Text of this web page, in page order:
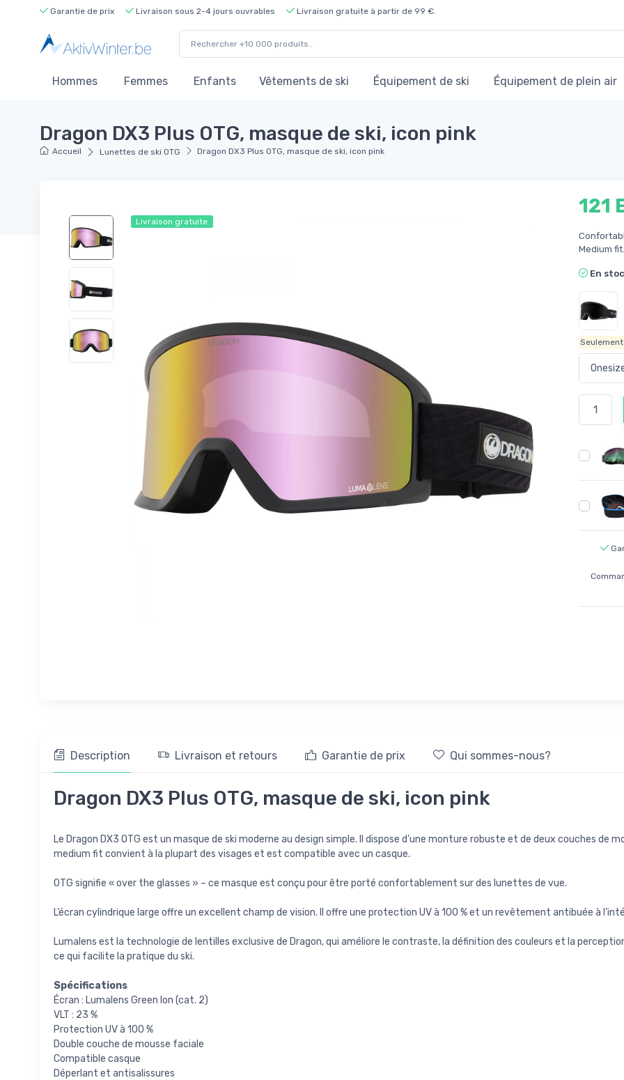
Garantie de prix Livraison sous 2-4 jours ouvrables Livraison gratuite à partir de 99 €.
Hommes Femmes Enfants Vêtements de ski Équipement de ski Équipement de plein air
Dragon DX3 Plus OTG, masque de ski, icon pink
Accueil Lunettes de ski OTG Dragon DX3 Plus OTG, masque de ski, icon pink
Livraison gratuite
121
Medium fit..
En
Seulement
Description Livraison et retours Garantie de prix Qui sommes-nous?
Dragon DX3 Plus OTG, masque de ski, icon pink
Le Dragon DX3 OTG est un masque de ski moderne au design simple. Il dispose d’une monture robuste et de deux couches
medium fit convient à la plupart des visages et est compatible avec un casque.
OTG signifie « over the glasses » – ce masque est conçu pour être porté confortablement sur des lunettes de vue.
L’écran cylindrique large offre un excellent champ de vision. Il offre une protection UV à 100 % et un revêtement antibuée à
Lumalens est la technologie de lentilles exclusive de Dragon, qui améliore le contraste, la définition des couleurs et la
ce qui facilite la pratique du ski.
Spécifications
Écran : Lumalens Green Ion (cat. 2)
VLT : 23 %
Protection UV à 100 %
Double couche de mousse faciale
Compatible casque
Déperlant et antisalissures